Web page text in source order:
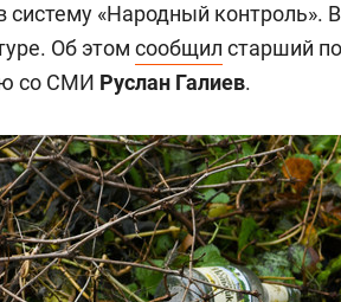
«Народный контроль».
Об этом сообщил старший
со СМИ Руслан Галиев.
до квартиры и Face
ключа: какой будет
в ЖК «Нова»
с